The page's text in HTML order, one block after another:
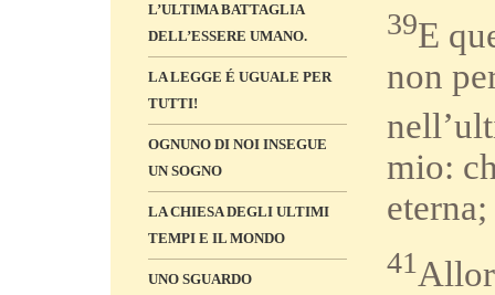
L’ULTIMA BATTAGLIA
DELL’ESSERE UMANO.
LA LEGGE É UGUALE PER
TUTTI!
OGNUNO DI NOI INSEGUE
UN SOGNO
LA CHIESA DEGLI ULTIMI
TEMPI E IL MONDO
UNO SGUARDO
39E
non
mio:
41